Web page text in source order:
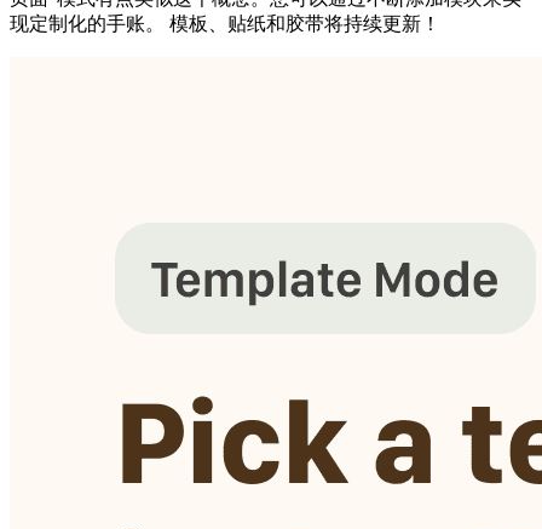
现定制化的手账。 模板、贴纸和胶带将持续更新！